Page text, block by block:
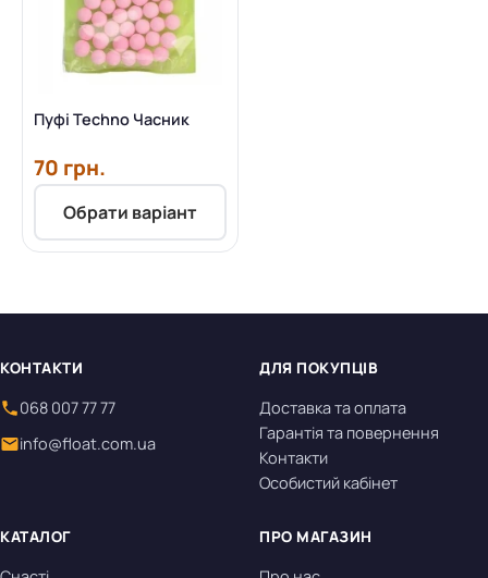
Пуфі Techno Часник
70 грн.
Обрати варіант
КОНТАКТИ
068 007 77 77
info@float.com.ua
ДЛЯ ПОКУПЦІВ
Доставка та оплата
Гарантія та повернення
Контакти
Особистий кабінет
КАТАЛОГ ПРО МАГАЗИН